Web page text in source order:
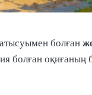
болған
болған